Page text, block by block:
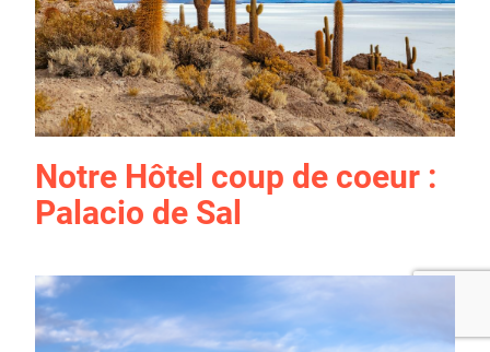
Notre Hôtel coup de coeur :
Palacio de Sal